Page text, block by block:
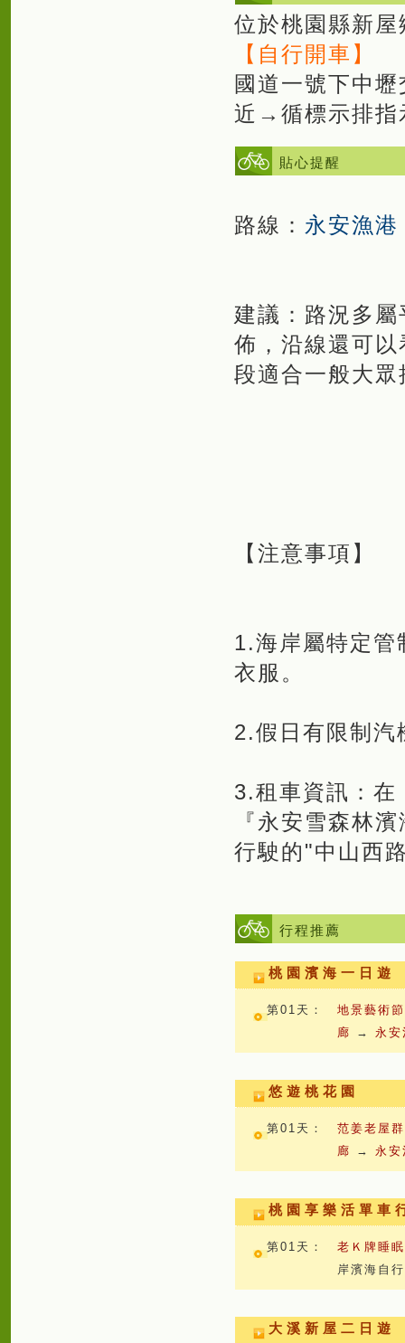
位於桃園縣新
【自行開車】
國道一號下中
近→循標示排指
貼心提醒
路線： 永安漁港
建議：路況多
佈，沿線還可
段適合一般大
【注意事項】
1.海岸屬特定管
衣服。
2.假日有限制汽
3.租車資訊：在
『永安雪森林
行駛的"中山西
行程推薦
桃園濱海一日遊
第01天：
地景藝術
廊
→永
悠遊桃花園
第01天：
范姜老屋群
廊
→永
桃園享樂活單車
第01天：
老Ｋ牌睡
岸濱海自
大溪新屋二日遊